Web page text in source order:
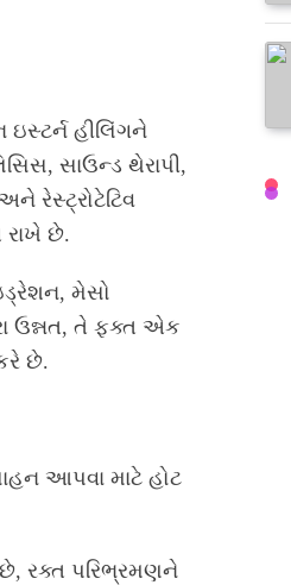
હીલિંગને
સાઉન્ડ થેરાપી,
રેસ્ટ્રોટેટિવ
છે.
મેસો
ઉન્નત, તે ફક્ત એક
છે.
આપવા માટે હોટ
રક્ત પરિભ્રમણને